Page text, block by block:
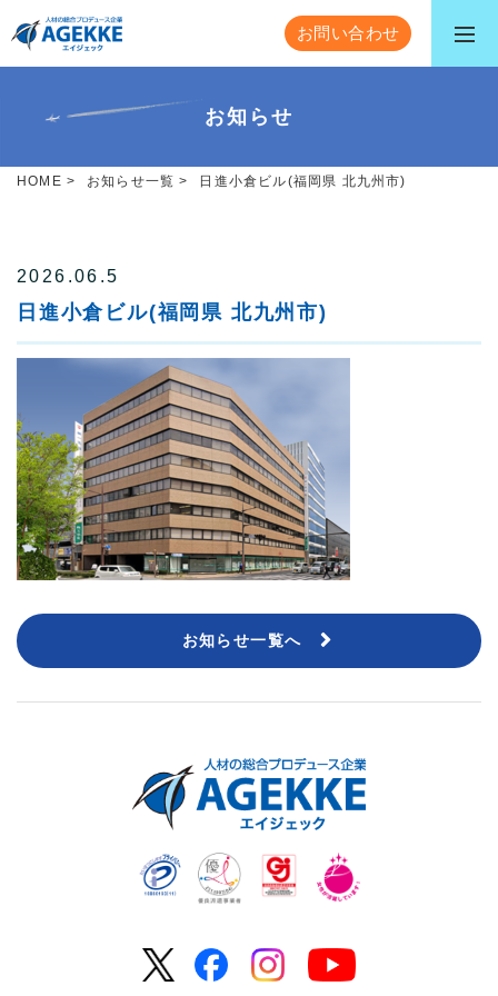
お問い合わせ
お知らせ
HOME > お知らせ一覧 > 日進小倉ビル(福岡県 北九州市)
2026.06.5
日進小倉ビル(福岡県 北九州市)
お知らせ一覧へ